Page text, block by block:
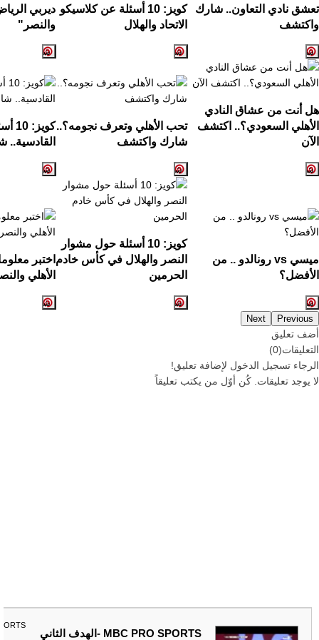
تعشق نادي التعاون.. شارك
واكتشف
كويز: 10 أسئلة عن كلاسيكو
الاتحاد والهلال
ديربي
والنصر"
هل أنت من عشاق النادي
الأهلي السعودي؟.. اكتشف
الآن
تحب الأهلي وتعرف نجومه؟..
شارك واكتشف
القادسية..
ميسي vs رونالدو .. من
الأفضل؟
كويز: 10 أسئلة حول مشوار
النصر والهلال في كأس خادم
الحرمين
اختبر
الأهلي
Previous
Next
أضف تعليق
التعليقات(
0
)
الرجاء تسجيل الدخول لإضافة تعليق!
لا يوجد تعليقات. كُن أوّل من يكتب تعليقاً
MBC PRO SPORTS -الهدف الثاني